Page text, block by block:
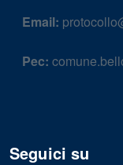
Email:
Pec:
Seguici su